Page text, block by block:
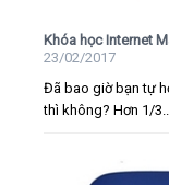
Khóa học Internet
23/02/2017
Đã bao giờ bạn tự
thì không? Hơn 1/3...